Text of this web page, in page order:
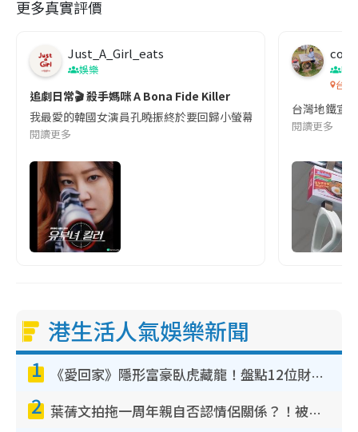
更多真實評價
Just_A_Girl_eats
娛樂
追劇日常🎬 殺手媽咪 A Bona Fide Killer
我最愛的韓國女演員孔曉振終於要回歸小螢幕啦!這次的劇本改編
閱讀更多
co
吹
台灣
台灣地鐵宣
閱讀更多
港生活人氣娛樂新聞
1 《愛回家》隱形富豪臥虎藏龍！盤點12位財氣逼人的有錢藝人：呢位靚女3億身家唔憂做
2 葉蒨文拍拖一周年親自否認情侶關係？！被質疑感情造假竟稱GM「普通同事」